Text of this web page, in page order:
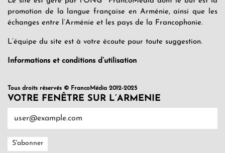
promotion de la langue française en Arménie, ainsi que les
échanges entre l’Arménie et les pays de la Francophonie.
L’équipe du site est à votre écoute pour toute suggestion.
Informations et conditions d’utilisation
Tous droits réservés © FrancoMédia 2012-2025
VOTRE FENÊTRE SUR L’ARMENIE